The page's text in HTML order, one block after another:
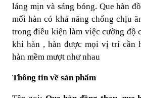
láng mịn và sáng bóng. Que hàn
mối hàn có khả năng chống chịu
trong điều kiện làm việc cường độ
khi hàn , hàn được mọi vị trí cần
hàn mềm mượt như nhau
Thông tin về sản phẩm